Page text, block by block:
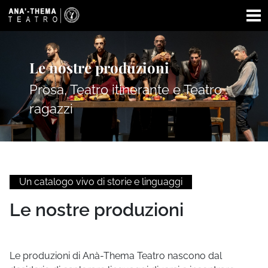
Le nostre produzioni
Prosa, Teatro itinerante e Teatro
ragazzi
Un catalogo vivo di storie e linguaggi
Le nostre produzioni
Le produzioni di Anà-Thema Teatro nascono dal